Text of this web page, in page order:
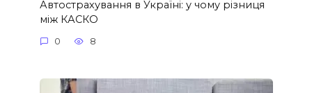
Автострахування в Україні: у чому різниця
між КАСКО
0 8